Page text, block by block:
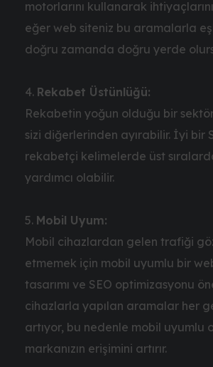
motorlarını kullanarak
eğer web siteniz bu aramalarla
doğru zamanda doğru yerde
Rekabet Üstünlüğü:
Rekabetin yoğun olduğu bir
sizi diğerlerinden ayırabilir. İyi bir
rekabetçi kelimelerde üst
yardımcı olabilir.
Mobil Uyum:
Mobil cihazlardan gelen trafiği
etmemek için mobil uyumlu bir
tasarımı ve SEO optimizasyonu
cihazlarla yapılan aramalar her
artıyor, bu nedenle mobil uyumlu
markanızın erişimini artırır.